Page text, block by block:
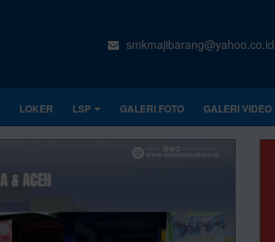
smkmajibarang@yahoo.co.id
LOKER LSP GALERI FOTO GALERI VIDEO